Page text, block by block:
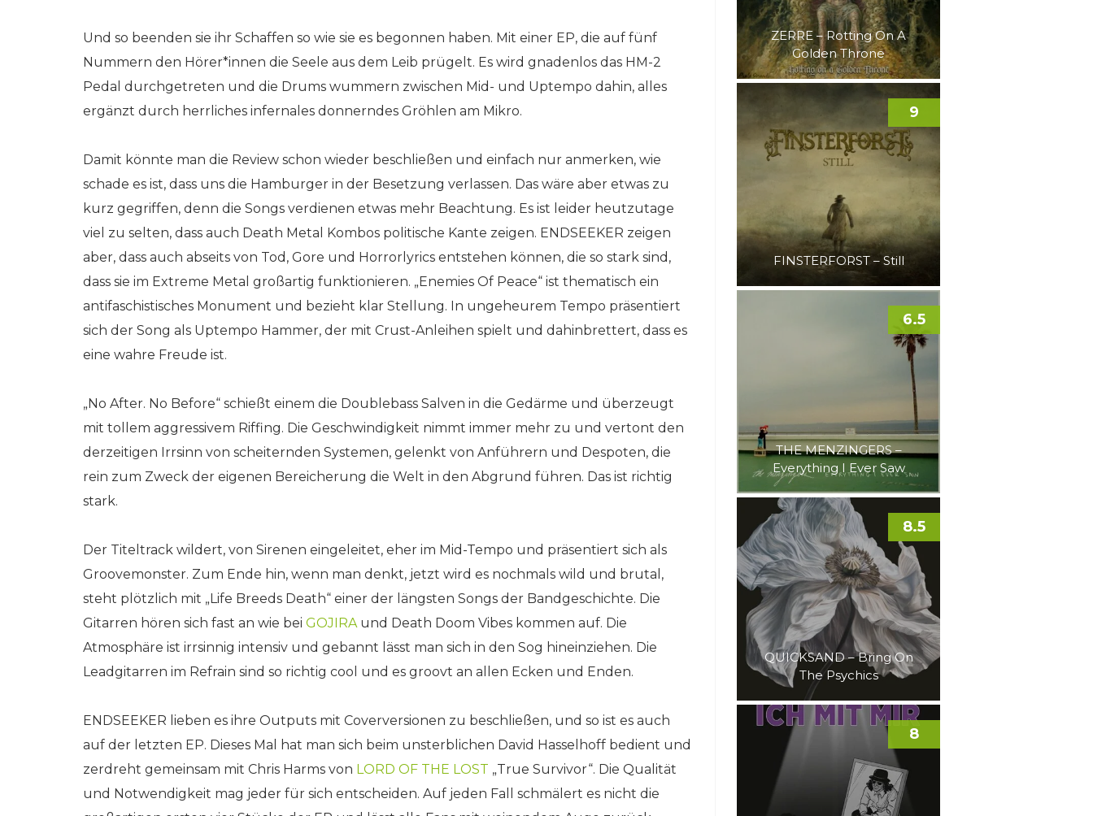
Und so beenden sie ihr Schaffen so wie sie es begonnen haben. Mit einer EP, die auf fünf
Nummern den Hörer*innen die Seele aus dem Leib prügelt. Es wird gnadenlos das HM-2
Pedal durchgetreten und die Drums wummern zwischen Mid- und Uptempo dahin, alles
ergänzt durch herrliches infernales donnerndes Gröhlen am Mikro.
Damit könnte man die Review schon wieder beschließen und einfach nur anmerken, wie
schade es ist, dass uns die Hamburger in der Besetzung verlassen. Das wäre aber etwas zu
kurz gegriffen, denn die Songs verdienen etwas mehr Beachtung. Es ist leider heutzutage
viel zu selten, dass auch Death Metal Kombos politische Kante zeigen. ENDSEEKER zeigen
aber, dass auch abseits von Tod, Gore und Horrorlyrics entstehen können, die so stark sind,
dass sie im Extreme Metal großartig funktionieren. „Enemies Of Peace“ ist thematisch ein
antifaschistisches Monument und bezieht klar Stellung. In ungeheurem Tempo präsentiert
sich der Song als Uptempo Hammer, der mit Crust-Anleihen spielt und dahinbrettert, dass es
eine wahre Freude ist.
„No After. No Before“ schießt einem die Doublebass Salven in die Gedärme und überzeugt
mit tollem aggressivem Riffing. Die Geschwindigkeit nimmt immer mehr zu und vertont den
derzeitigen Irrsinn von scheiternden Systemen, gelenkt von Anführern und Despoten, die
rein zum Zweck der eigenen Bereicherung die Welt in den Abgrund führen. Das ist richtig
stark.
Der Titeltrack wildert, von Sirenen eingeleitet, eher im Mid-Tempo und präsentiert sich als
Groovemonster. Zum Ende hin, wenn man denkt, jetzt wird es nochmals wild und brutal,
steht plötzlich mit „Life Breeds Death“ einer der längsten Songs der Bandgeschichte. Die
Gitarren hören sich fast an wie bei GOJIRAund Death Doom Vibes kommen auf. Die
Atmosphäre ist irrsinnig intensiv und gebannt lässt man sich in den Sog hineinziehen. Die
Leadgitarren im Refrain sind so richtig cool und es groovt an allen Ecken und Enden.
ENDSEEKER lieben es ihre Outputs mit Coverversionen zu beschließen, und so ist es auch
auf der letzten EP. Dieses Mal hat man sich beim unsterblichen David Hasselhoff bedient und
zerdreht gemeinsam mit Chris Harms von LORD OF THE LOST „True Survivor“. Die Qualität
und Notwendigkeit mag jeder für sich entscheiden. Auf jeden Fall schmälert es nicht die
ZERRE – Rotting On A
Golden Throne
FINSTERFORST – Still
9
THE MENZINGERS –
Everything I Ever Saw
6.5
QUICKSAND – Bring On
The Psychics
8.5
8